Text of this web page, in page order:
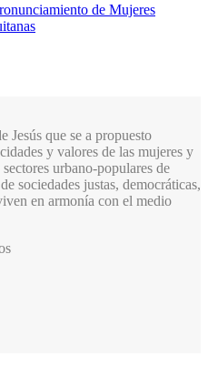
de Mujeres
Jesús que se a propuesto
y valores de las mujeres y
urbano-populares de
sociedades justas, democráticas,
en armonía con el medio